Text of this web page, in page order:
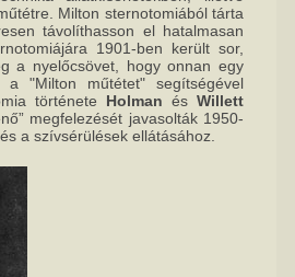
Milton sternotomiából tárta
távolíthasson el hatalmasan
1901-ben került sor,
a nyelőcsövet, hogy onnan egy
a "Milton műtétet" segítségével
története Holman ésWillett
megfelezését javasolták 1950-
a szívsérülések ellátásához.